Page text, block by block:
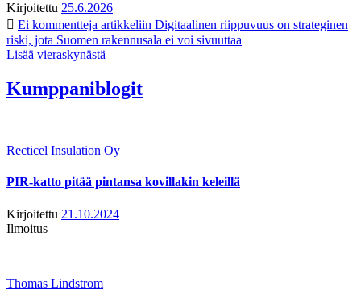
Kirjoitettu 25.6.2026
Ei kommentteja artikkeliin Digitaalinen riippuvuus on strateginen
riski, jota Suomen rakennusala ei voi sivuuttaa
Lisää vieraskynästä
Kumppaniblogit
Recticel Insulation Oy
PIR-katto pitää pintansa kovillakin keleillä
Kirjoitettu 21.10.2024
Ilmoitus
Thomas Lindstrom